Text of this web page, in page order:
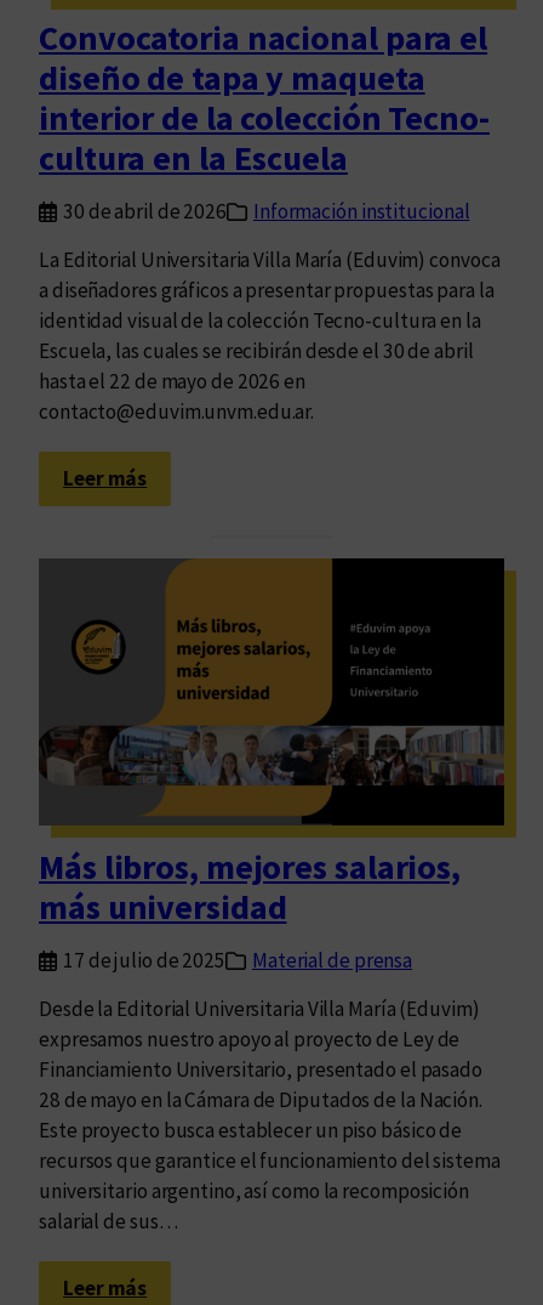
Convocatoria nacional para el
diseño de tapa y maqueta
interior de la colección Tecno-
cultura en la Escuela
30 de abril de 2026
Información institucional
La Editorial Universitaria Villa María (Eduvim) convoca
a diseñadores gráficos a presentar propuestas para la
identidad visual de la colección Tecno-cultura en la
Escuela, las cuales se recibirán desde el 30 de abril
hasta el 22 de mayo de 2026 en
contacto@eduvim.unvm.edu.ar.
Leer más:
C
t
o
r
i
a
n
a
c
i
n
a
l
p
a
r
a
e
l
d
Más libros, mejores salarios,
más universidad
17 de julio de 2025
Material de prensa
Desde la Editorial Universitaria Villa María (Eduvim)
expresamos nuestro apoyo al proyecto de Ley de
Financiamiento Universitario, presentado el pasado
28 de mayo en la Cámara de Diputados de la Nación.
Este proyecto busca establecer un piso básico de
recursos que garantice el funcionamiento del sistema
universitario argentino, así como la recomposición
salarial de sus…
Leer más: